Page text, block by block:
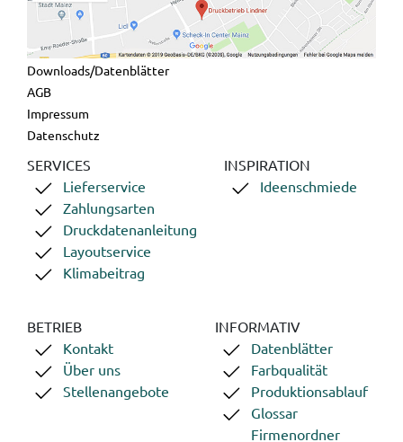
Downloads/Datenblätter
AGB
Impressum
Datenschutz
SERVICES
Lieferservice
Zahlungsarten
Druckdatenanleitung
Layoutservice
Klimabeitrag
INSPIRATION
Ideenschmiede
BETRIEB
Kontakt
Über uns
Stellenangebote
INFORMATIV
Datenblätter
Farbqualität
Produktionsablauf
Glossar
Firmenordner